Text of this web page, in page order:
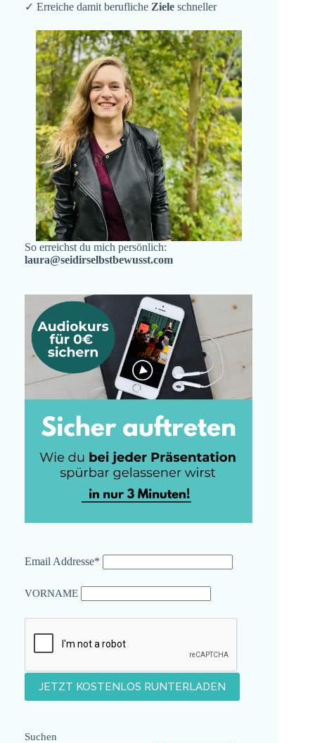
✓ Erreiche damit berufliche Ziele schneller
So erreichst du mich persönlich:
laura@seidirselbstbewusst.com
Email Addresse*
VORNAME
Suchen